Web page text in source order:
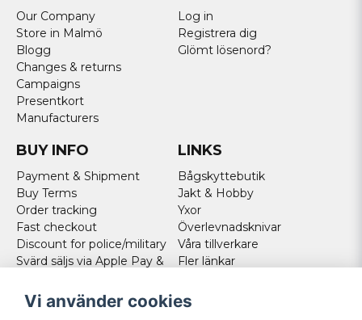
Our Company
Store in Malmö
Blogg
Changes & returns
Campaigns
Presentkort
Manufacturers
Log in
Registrera dig
Glömt lösenord?
BUY INFO
Payment & Shipment
Buy Terms
Order tracking
Fast checkout
Discount for police/military
Svärd säljs via Apple Pay &
Norweigan customers
Cookies
LINKS
Bågskyttebutik
Jakt & Hobby
Yxor
Överlevnadsknivar
Våra tillverkare
Fler länkar
Vi använder cookies